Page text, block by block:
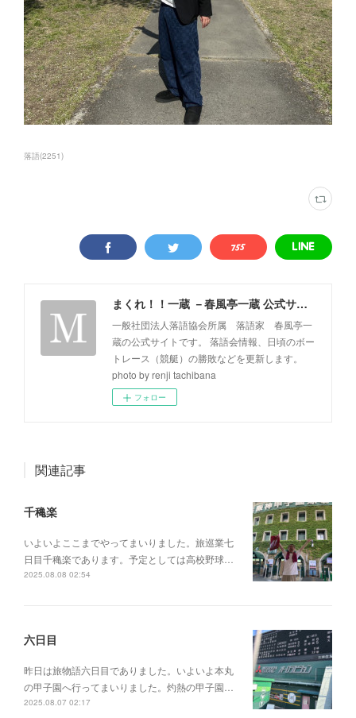
落語(2251)
まくれ！！一蔵 －春風亭一蔵 公式サイト－
一般社団法人落語協会所属 落語家 春風亭一
蔵の公式サイトです。 落語会情報、日頃のボー
トレース（競艇）の勝敗などを更新します。
photo by renji tachibana
フォロー
関連記事
千穐楽
いよいよここまでやってまいりました。旅巡業七
日目千穐楽であります。予定としては高校野球…
2025.08.08 02:54
六日目
昨日は旅物語六日目でありました。いよいよ本丸
の甲子園へ行ってまいりました。灼熱の甲子園…
2025.08.07 02:17